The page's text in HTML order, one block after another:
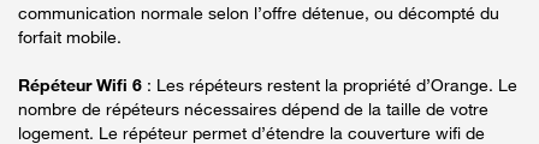
communication normale selon l’offre détenue, ou décompté du
forfait mobile.
Répéteur Wifi 6 : Les répéteurs restent la propriété d’Orange. Le
nombre de répéteurs nécessaires dépend de la taille de votre
logement. Le répéteur permet d’étendre la couverture wifi de